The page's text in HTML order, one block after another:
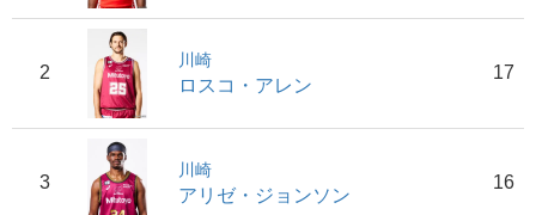
2
川崎
ロスコ・アレン
17
3
川崎
アリゼ・ジョンソン
16